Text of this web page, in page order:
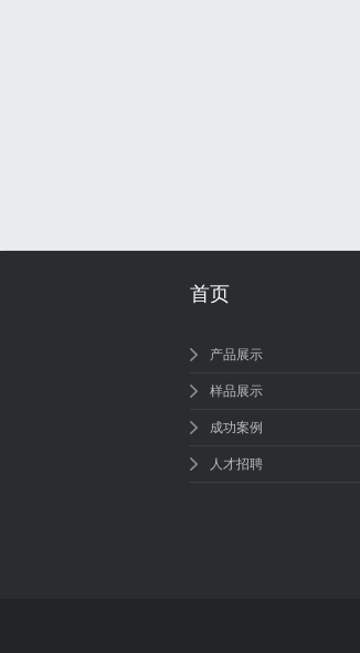
首页
产品展示
样品展示
成功案例
人才招聘